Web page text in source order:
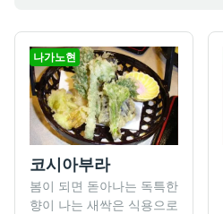
나가노현
코시아부라
봄이 되면 돋아나는 독특한
향이 나는 새싹은 식용으로